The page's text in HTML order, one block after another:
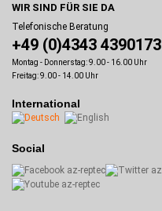
WIR SIND FÜR SIE DA
Telefonische Beratung
+49 (0)4343 4390173
Montag - Donnerstag: 9.00 - 16.00 Uhr
Freitag: 9.00 - 14.00 Uhr
International
Social